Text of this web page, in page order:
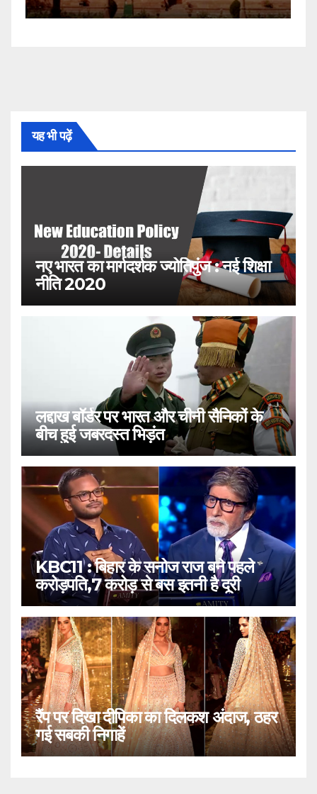
यह भी पढ़ें
नए भारत का मार्गदर्शक ज्योतिपुंज : नई शिक्षा
नीति 2020
लद्दाख बॉर्डर पर भारत और चीनी सैनिकों के
बीच हुई जबरदस्त भिड़ंत
KBC11 : बिहार के सनोज राज बने पहले
करोड़पति,7 करोड़ से बस इतनी है दूरी
रैंप पर दिखा दीपिका का दिलकश अंदाज, ठहर
गई सबकी निगाहें